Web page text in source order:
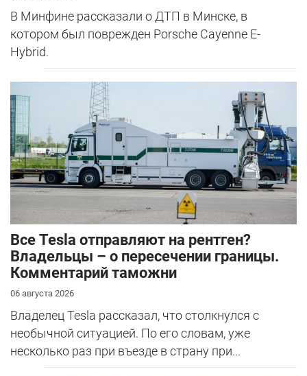
В Минфине рассказали о ДТП в Минске, в
котором был поврежден Porsche Cayenne E-
Hybrid.
Все Tesla отправляют на рентген?
Владельцы – о пересечении границы.
Комментарий таможни
06 августа 2026
Владелец Tesla рассказал, что столкнулся с
необычной ситуацией. По его словам, уже
несколько раз при въезде в страну при...